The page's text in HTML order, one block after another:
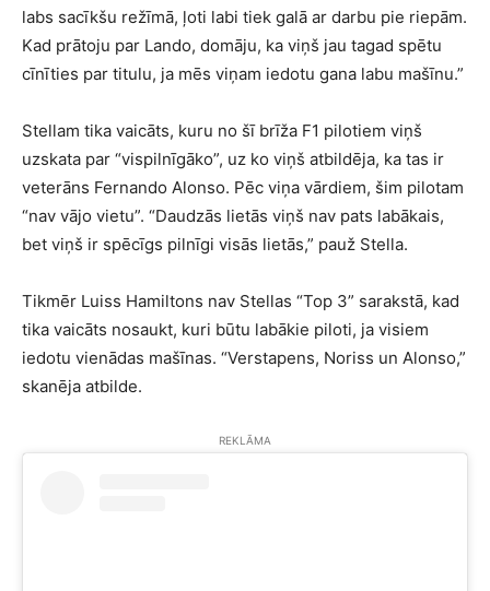
labs sacīkšu režīmā, ļoti labi tiek galā ar darbu pie riepām.
Kad prātoju par Lando, domāju, ka viņš jau tagad spētu
cīnīties par titulu, ja mēs viņam iedotu gana labu mašīnu.”
Stellam tika vaicāts, kuru no šī brīža F1 pilotiem viņš
uzskata par “vispilnīgāko”, uz ko viņš atbildēja, ka tas ir
veterāns Fernando Alonso. Pēc viņa vārdiem, šim pilotam
“nav vājo vietu”. “Daudzās lietās viņš nav pats labākais,
bet viņš ir spēcīgs pilnīgi visās lietās,” pauž Stella.
Tikmēr Luiss Hamiltons nav Stellas “Top 3” sarakstā, kad
tika vaicāts nosaukt, kuri būtu labākie piloti, ja visiem
iedotu vienādas mašīnas. “Verstapens, Noriss un Alonso,”
skanēja atbilde.
REKLĀMA